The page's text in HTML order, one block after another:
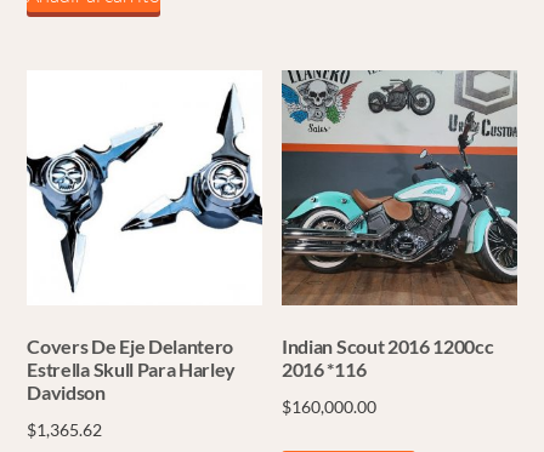
Covers De Eje Delantero
Estrella Skull Para Harley
Davidson
$1,365.62
Indian Scout 2016 1200cc
2016 *116
$160,000.00